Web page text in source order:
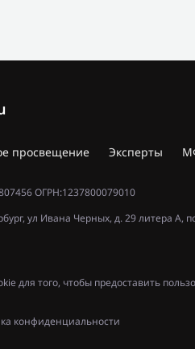
просвещение Эксперты
ОГРН:1237800079010
ул Ивана Черных, д. 29 литера А,
для того, чтобы предоставить
конфиденциальности